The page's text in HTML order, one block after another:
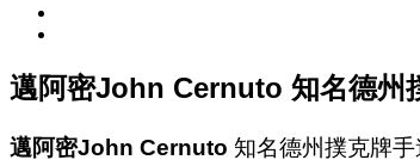
邁阿密John Cernuto 知名德州
邁阿密John Cernuto 知名德州撲克牌手